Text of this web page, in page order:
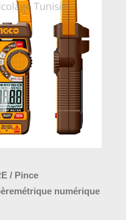
/ Pince
numérique